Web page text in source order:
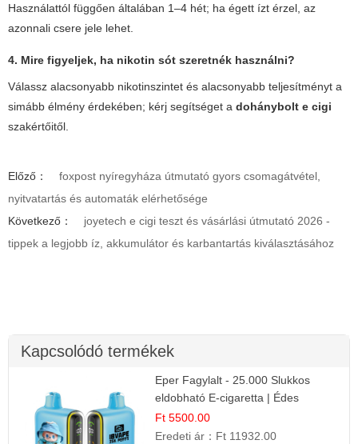
Használattól függően általában 1–4 hét; ha égett ízt érzel, az
azonnali csere jele lehet.
4. Mire figyeljek, ha nikotin sót szeretnék használni?
Válassz alacsonyabb nikotinszintet és alacsonyabb teljesítményt a
simább élmény érdekében; kérj segítséget a dohánybolt e cigi
szakértőitől.
Előző：
foxpost nyíregyháza útmutató gyors csomagátvétel,
nyitvatartás és automaták elérhetősége
Következő：
joyetech e cigi teszt és vásárlási útmutató 2026 -
tippek a legjobb íz, akkumulátor és karbantartás kiválasztásához
Kapcsolódó termékek
Eper Fagylalt - 25.000 Slukkos
eldobható E-cigaretta | Édes
Desszert Íz
Ft 5500.00
Eredeti ár： Ft 11932.00